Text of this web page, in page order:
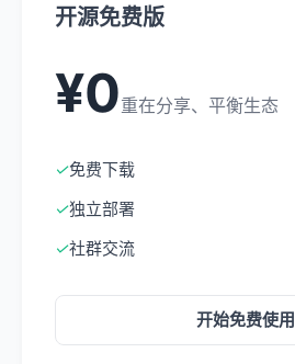
开源免费版
¥0重在分享、平衡生态
✓免费下载
✓独立部署
✓社群交流
开始免费使用